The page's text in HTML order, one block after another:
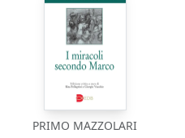
PRIMO MAZZOLARI